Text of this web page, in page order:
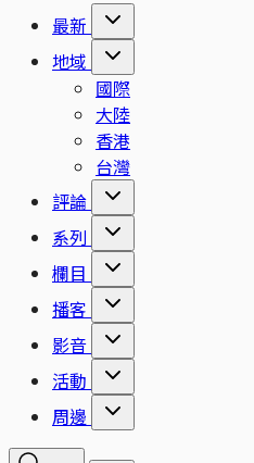
最新
地域
國際
大陸
香港
台灣
評論
系列
欄目
播客
影音
活動
周邊